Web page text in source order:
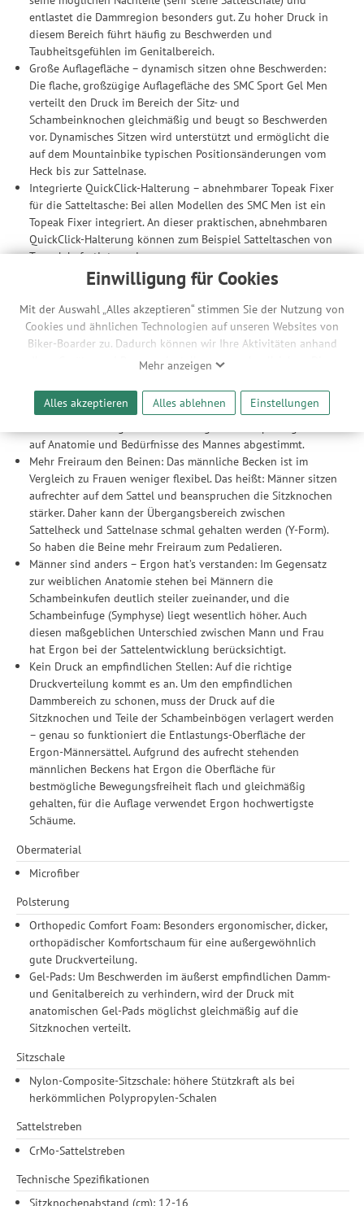
Einwilligung für Cookies
Mit der Auswahl „Alles akzeptieren“ stimmen Sie der Nutzung von
Cookies und ähnlichen Technologien auf unseren Websites von
Biker-Boarder zu. Dadurch können wir Ihre Aktivitäten anhand
Ihrer Geräte- und Browsereinstellungen nachvollziehen. Dies
ermöglicht es uns, anhand ihrer Interessen nutzungsbasierte
Werbeanzeigen für Sie bereitzustellen sowie Funktionalitäten
unserer Website sicherzustellen und stetig zu verbessern. Dabei
werden Ihre Daten auch an Drittanbieter und Werbepartner
weitergegeben. Die Verarbeitung erfolgt ausschließlich zum
Zwecke der Einbindung von Streaming-Inhalten und der
Durchführung von statistischer Analyse, Reichweitenmessungen,
Produktempfehlungen und nutzungsbasierter Werbung.
Informationen zu den einzelnen Funktionen, den Drittanbietern
und der Speicherdauer finden Sie unter Einstellungen. Diese
Einwilligung ist freiwillig, für die Nutzung unserer Website nicht
erforderlich und gilt, bis sie widerrufen wird. Sie können Ihre
Einwilligung unter Einstellungen lediglich für bestimmte
Drittanbieter erteilen und jederzeit für die Zukunft widerrufen.
Mehr anzeigen
Alles akzeptieren Alles ablehnen Einstellungen
entlastet die Dammregion besonders gut. Zu hoher Druck in
diesem Bereich führt häufig zu Beschwerden und
Taubheitsgefühlen im Genitalbereich.
Große Auflagefläche – dynamisch sitzen ohne Beschwerden:
Die flache, großzügige Auflagefläche des SMC Sport Gel Men
verteilt den Druck im Bereich der Sitz- und
Schambeinknochen gleichmäßig und beugt so Beschwerden
vor. Dynamisches Sitzen wird unterstützt und ermöglicht die
auf dem Mountainbike typischen Positionsänderungen vom
Heck bis zur Sattelnase.
Integrierte QuickClick-Halterung – abnehmbarer Topeak Fixer
für die Satteltasche: Bei allen Modellen des SMC Men ist ein
Topeak Fixer integriert. An dieser praktischen, abnehmbaren
QuickClick-Halterung können zum Beispiel Satteltaschen von
Topeak befestigt werden.
Ergon nimmt Männern den Druck: Das Ergon-
Entwicklungsteam hat intensiv zum Thema
Männergesundheit geforscht. Hauptursache von Beschwerden
beim Radfahren ist der Sattel. Bei Männern führt hoher Druck
auf den äußerst empfindlichen Dammbereich u.a. zu
Taubheitsgefühlen. Hoden und Penis hingegen lösen selten
Beschwerden aus, da sie dem Sitzdruck ausweichen können.
Der SMC Sport Gel Men entlastet das männliche Perineum
ideal: Mit MRT- und CT-Analysen, vielen Prototypen und
auf Anatomie und Bedürfnisse des Mannes abgestimmt.
Mehr Freiraum den Beinen: Das männliche Becken ist im
Vergleich zu Frauen weniger flexibel. Das heißt: Männer sitzen
aufrechter auf dem Sattel und beanspruchen die Sitzknochen
stärker. Daher kann der Übergangsbereich zwischen
Sattelheck und Sattelnase schmal gehalten werden (Y-Form).
So haben die Beine mehr Freiraum zum Pedalieren.
Männer sind anders – Ergon hat’s verstanden: Im Gegensatz
zur weiblichen Anatomie stehen bei Männern die
Schambeinkufen deutlich steiler zueinander, und die
Schambeinfuge (Symphyse) liegt wesentlich höher. Auch
diesen maßgeblichen Unterschied zwischen Mann und Frau
hat Ergon bei der Sattelentwicklung berücksichtigt.
Kein Druck an empfindlichen Stellen: Auf die richtige
Druckverteilung kommt es an. Um den empfindlichen
Dammbereich zu schonen, muss der Druck auf die
Sitzknochen und Teile der Schambeinbögen verlagert werden
– genau so funktioniert die Entlastungs-Oberfläche der
Ergon-Männersättel. Aufgrund des aufrecht stehenden
männlichen Beckens hat Ergon die Oberfläche für
bestmögliche Bewegungsfreiheit flach und gleichmäßig
gehalten, für die Auflage verwendet Ergon hochwertigste
Schäume.
Obermaterial
Microfiber
Polsterung
Orthopedic Comfort Foam: Besonders ergonomischer, dicker,
orthopädischer Komfortschaum für eine außergewöhnlich
gute Druckverteilung.
Gel-Pads: Um Beschwerden im äußerst empfindlichen Damm-
und Genitalbereich zu verhindern, wird der Druck mit
anatomischen Gel-Pads möglichst gleichmäßig auf die
Sitzknochen verteilt.
Sitzschale
Nylon-Composite-Sitzschale: höhere Stützkraft als bei
herkömmlichen Polypropylen-Schalen
Sattelstreben
CrMo-Sattelstreben
Technische Spezifikationen
Sitzknochenabstand (cm): 12-16